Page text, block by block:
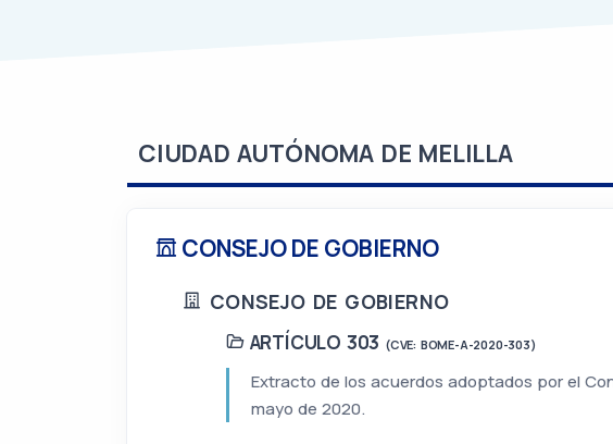
CIUDAD AUTÓNOMA DE MELILLA
CONSEJO DE GOBIERNO
CONSEJO DE GOBIERNO
ARTÍCULO 303 (CVE: BOME-A-2020-303)
Extracto de los acuerdos adoptados por el
mayo de 2020.